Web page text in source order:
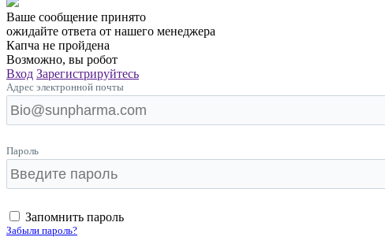
Ваше сообщение принято
ожидайте ответа от нашего менеджера
Капча не пройдена
Возможно, вы робот
Вход Зарегистрируйтесь
Адрес электронной почты
Пароль
Запомнить пароль
Забыли пароль?